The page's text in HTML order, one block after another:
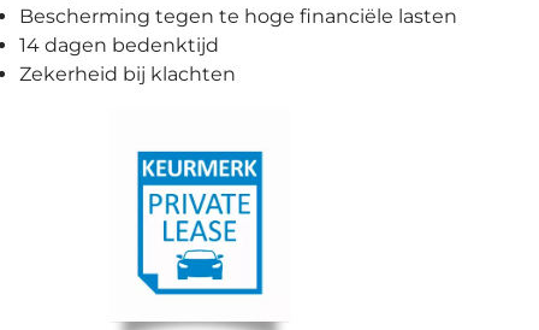
Bescherming tegen te hoge financiële lasten
14 dagen bedenktijd
Zekerheid bij klachten